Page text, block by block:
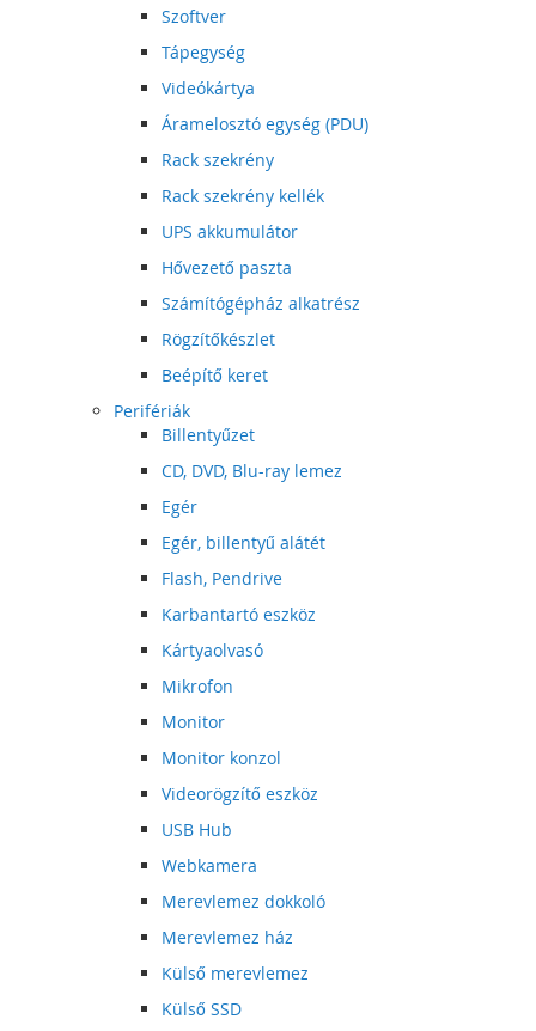
Szoftver
Tápegység
Videókártya
Áramelosztó egység (PDU)
Rack szekrény
Rack szekrény kellék
UPS akkumulátor
Hővezető paszta
Számítógépház alkatrész
Rögzítőkészlet
Beépítő keret
Perifériák
Billentyűzet
CD, DVD, Blu-ray lemez
Egér
Egér, billentyű alátét
Flash, Pendrive
Karbantartó eszköz
Kártyaolvasó
Mikrofon
Monitor
Monitor konzol
Videorögzítő eszköz
USB Hub
Webkamera
Merevlemez dokkoló
Merevlemez ház
Külső merevlemez
Külső SSD